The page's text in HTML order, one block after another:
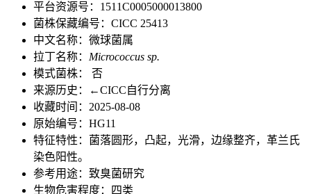
平台资源号：1511C0005000013800
菌株保藏编号：CICC 25413
中文名称：微球菌属
拉丁名称： Micrococcus sp.
模式菌株： 否
来源历史：←CICC自行分离
收藏时间：2025-08-08
原始编号：HG11
特征特性：菌落圆形，凸起，光滑，边缘整齐，革兰氏
染色阳性。
参考用途：致臭菌研究
生物危害程度：四类